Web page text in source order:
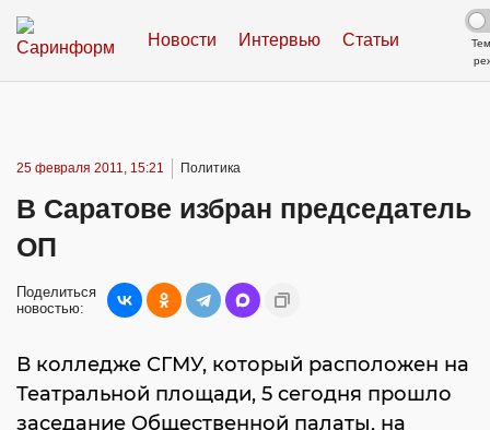
Новости Интервью Статьи
25 февраля 2011, 15:21 Политика
В Саратове избран председатель
ОП
Поделиться
новостью:
В колледже СГМУ, который расположен на
Театральной площади, 5 сегодня прошло
заседание Общественной палаты, на